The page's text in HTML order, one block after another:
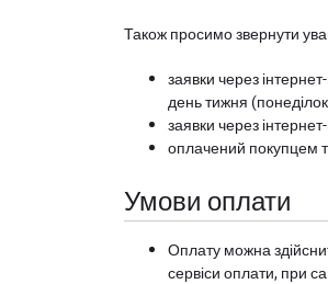
Також просимо звернути
заявки через
день тижня
заявки через
оплачений покупцем
Умови оплати
Оплату можна
сервіси оплати, при